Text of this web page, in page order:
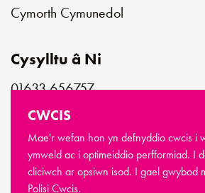
Cymorth Cymunedol
Cysylltu â Ni
01633 656757
customerservice@newportlive.co.uk
© Hawlfraint Newport Live 2026
CWCIS
Mae'r wefan hon yn defnyddio cwcis i
ymweld ac i optimeiddio perfformiad. I
cliciwch ar opsiwn isod. I gael gwybod
Polisi Cwcis.